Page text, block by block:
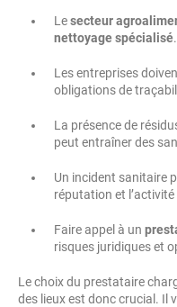
Lesecteur
nettoyage spécialisé.
Les entreprises
obligations de
La présence de
peut entraîner des
Un incident sanitaire
réputation et
Faire appel à un
risques juridiques et
Le choix du prestataire
des lieux est donc crucial. Il